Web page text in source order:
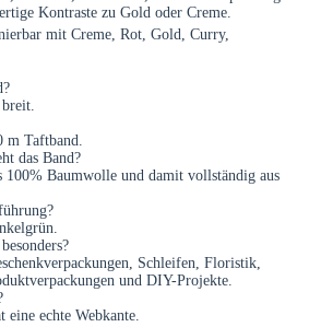
Kontraste zu Gold oder Creme.
mit Creme, Rot, Gold, Curry,
m Taftband.
das Band?
100% Baumwolle und damit vollständig aus
Schleifen, Floristik,
und DIY-Projekte.
eine echte Webkante.